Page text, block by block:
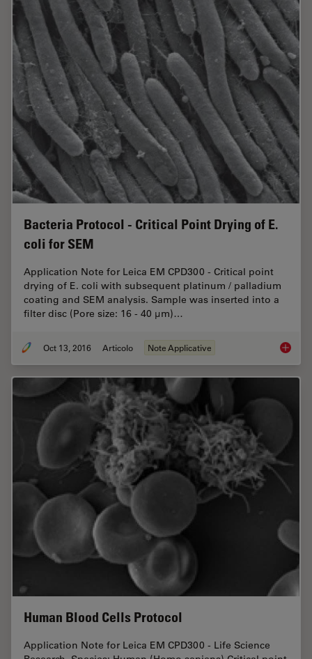
Bacteria Protocol - Critical Point Drying of E.
coli for SEM
Application Note for Leica EM CPD300 - Critical point
drying of E. coli with subsequent platinum / palladium
coating and SEM analysis. Sample was inserted into a
filter disc (Pore size: 16 - 40 μm)…
Oct 13, 2016 Articolo Note Applicative
Human Blood Cells Protocol
Application Note for Leica EM CPD300 - Life Science